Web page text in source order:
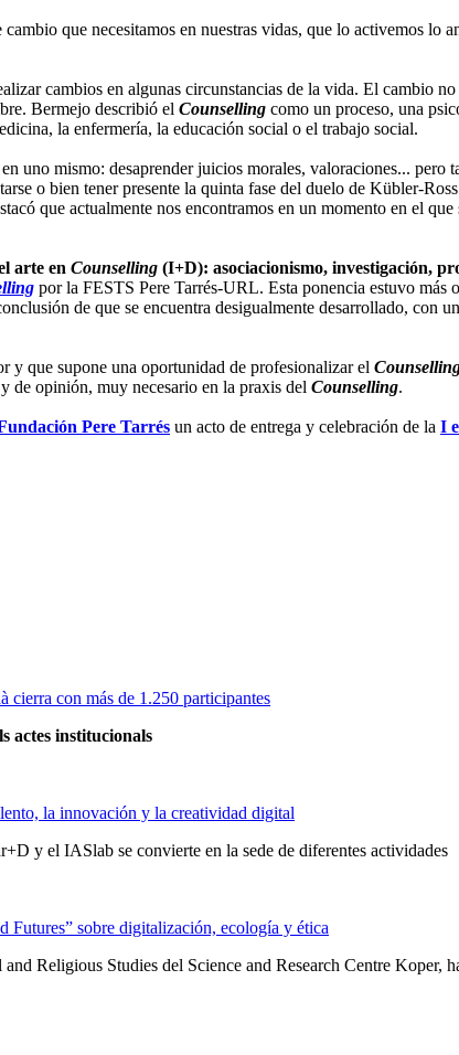
que necesitamos en nuestras vidas, que lo activemos lo
cambios en algunas circunstancias de la vida. El cambio
Bermejo describió el Counselling como un proceso, una
la enfermería, la educación social o el trabajo social.
uno mismo: desaprender juicios morales, valoraciones... pero
o bien tener presente la quinta fase del duelo de Kübler-
que actualmente nos encontramos en un momento en el
arte en Counselling (I+D): asociacionismo, investigación,
por la FESTS Pere Tarrés-URL. Esta ponencia estuvo más
de que se encuentra desigualmente desarrollado, con
y que supone una oportunidad de profesionalizar el
de opinión, muy necesario en la praxis del Counselling.
Pere Tarrés un acto de entrega y celebración de la I
con más de 1.250 participantes
actes institucionals
la innovación y la creatividad digital
y el IASlab se convierte en la sede de diferentes actividades
Futures” sobre digitalización, ecología y ética
Religious Studies del Science and Research Centre